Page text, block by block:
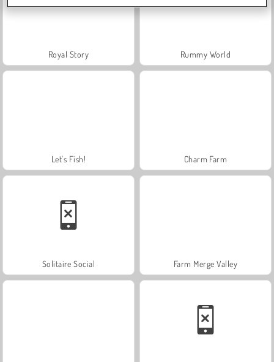
Royal Story Rummy World
Let's Fish! Charm Farm
Solitaire Social Farm Merge Valley